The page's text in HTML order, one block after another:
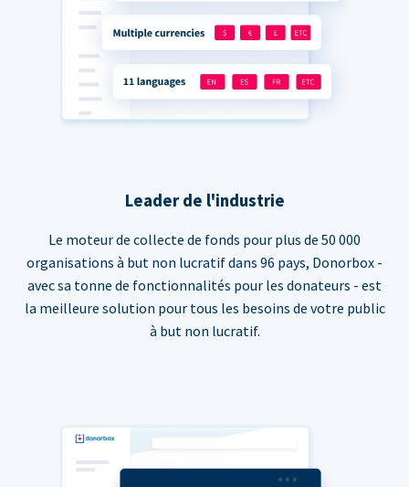
Leader de l'industrie
Le moteur de collecte de fonds pour plus de 50 000
organisations à but non lucratif dans 96 pays, Donorbox -
avec sa tonne de fonctionnalités pour les donateurs - est
la meilleure solution pour tous les besoins de votre public
à but non lucratif.